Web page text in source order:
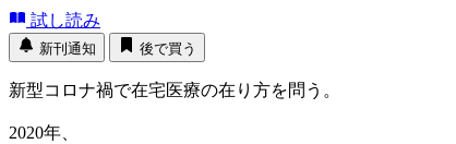
試し読み
新刊通知 後で買う
新型コロナ禍で在宅医療の在り方を問う。
2020年、